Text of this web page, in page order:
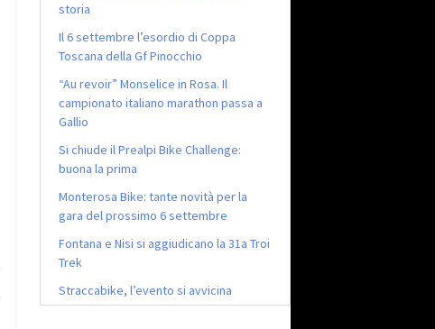
storia
Il 6 settembre l’esordio di Coppa
Toscana della Gf Pinocchio
“Au revoir” Monselice in Rosa. Il
campionato italiano marathon passa a
Gallio
Si chiude il Prealpi Bike Challenge:
buona la prima
Monterosa Bike: tante novità per la
gara del prossimo 6 settembre
Fontana e Nisi si aggiudicano la 31a Troi
Trek
Straccabike, l’evento si avvicina